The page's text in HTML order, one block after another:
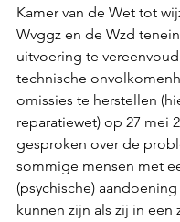
Kamer van de Wet tot
Wvggz en de Wzd
uitvoering te
technische
omissies te herstellen
reparatiewet) op 27 mei
gesproken over de
sommige mensen met
(psychische)
kunnen zijn als zij in een